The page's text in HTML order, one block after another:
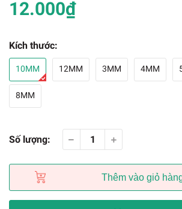
12.000₫
Kích thước:
10MM 12MM 3MM 4MM
8MM
Số lượng:
Thêm vào giỏ